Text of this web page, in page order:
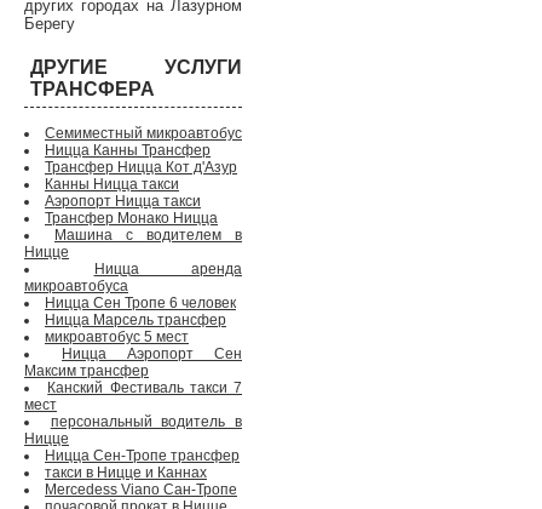
других городах на Лазурном
Берегу
ДРУГИЕ УСЛУГИ
ТРАНСФЕРА
Семиместный микроавтобус
Ницца Канны Трансфер
Трансфер Ницца Кот д'Азур
Канны Ницца такси
Аэропорт Ницца такси
Трансфер Монако Ницца
Машина с водителем в
Ницце
Ницца аренда
микроавтобуса
Ницца Сен Тропе 6 человек
Ницца Марсель трансфер
микроавтобус 5 мест
Ницца Аэропорт Сен
Максим трансфер
Канский Фестиваль такси 7
мест
персональный водитель в
Ницце
Ницца Сен-Тропе трансфер
такси в Ницце и Каннах
Mercedess Viano Сан-Тропе